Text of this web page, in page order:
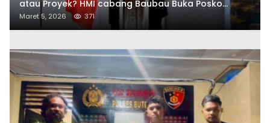
atau Proyek? HMI cabang Baubau Buka Posko
Aduan Masyarakat
Maret 5, 2026 371